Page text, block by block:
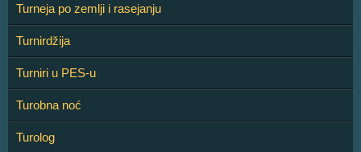
Turneja po zemlji i rasejanju
Turnirdžija
Turniri u PES-u
Turobna noć
Turolog